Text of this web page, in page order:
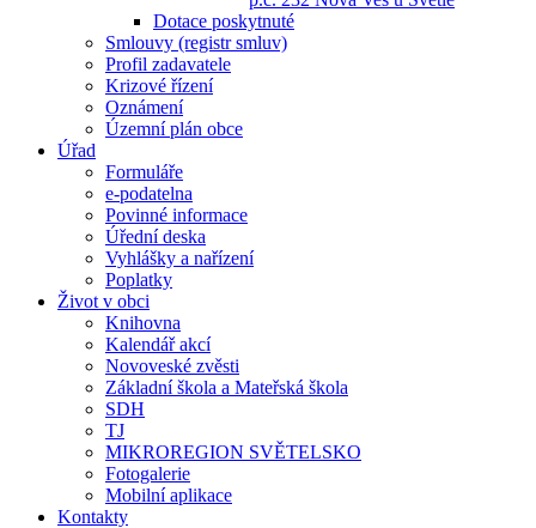
Dotace poskytnuté
Smlouvy (registr smluv)
Profil zadavatele
Krizové řízení
Oznámení
Územní plán obce
Úřad
Formuláře
e-podatelna
Povinné informace
Úřední deska
Vyhlášky a nařízení
Poplatky
Život v obci
Knihovna
Kalendář akcí
Novoveské zvěsti
Základní škola a Mateřská škola
SDH
TJ
MIKROREGION SVĚTELSKO
Fotogalerie
Mobilní aplikace
Kontakty